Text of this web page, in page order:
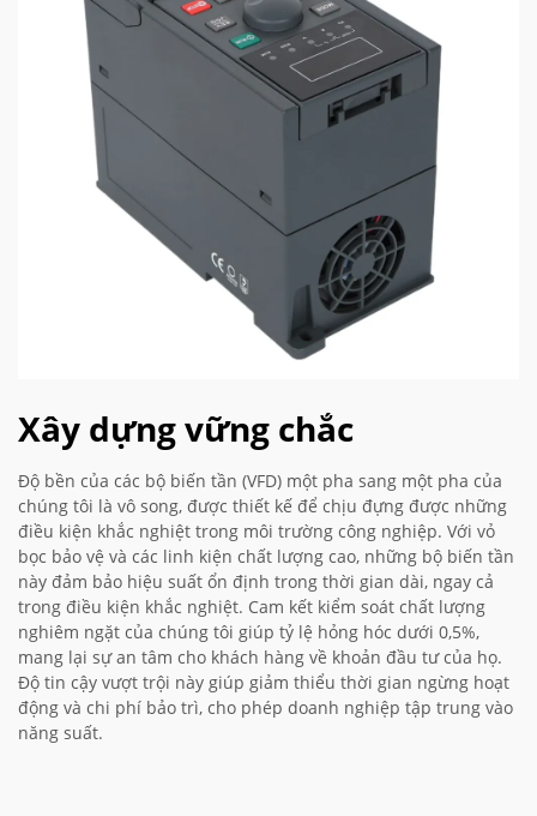
Xây dựng vững chắc
Độ bền của các bộ biến tần (VFD) một pha sang một pha của
chúng tôi là vô song, được thiết kế để chịu đựng được những
điều kiện khắc nghiệt trong môi trường công nghiệp. Với vỏ
bọc bảo vệ và các linh kiện chất lượng cao, những bộ biến tần
này đảm bảo hiệu suất ổn định trong thời gian dài, ngay cả
trong điều kiện khắc nghiệt. Cam kết kiểm soát chất lượng
nghiêm ngặt của chúng tôi giúp tỷ lệ hỏng hóc dưới 0,5%,
mang lại sự an tâm cho khách hàng về khoản đầu tư của họ.
Độ tin cậy vượt trội này giúp giảm thiểu thời gian ngừng hoạt
động và chi phí bảo trì, cho phép doanh nghiệp tập trung vào
năng suất.